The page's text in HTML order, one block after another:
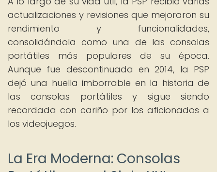
actualizaciones y revisiones que mejoraron su
rendimiento y funcionalidades,
consolidándola como una de las consolas
portátiles más populares de su época.
Aunque fue descontinuada en 2014, la PSP
dejó una huella imborrable en la historia de
las consolas portátiles y sigue siendo
recordada con cariño por los aficionados a
los videojuegos.
La Era Moderna: Consolas